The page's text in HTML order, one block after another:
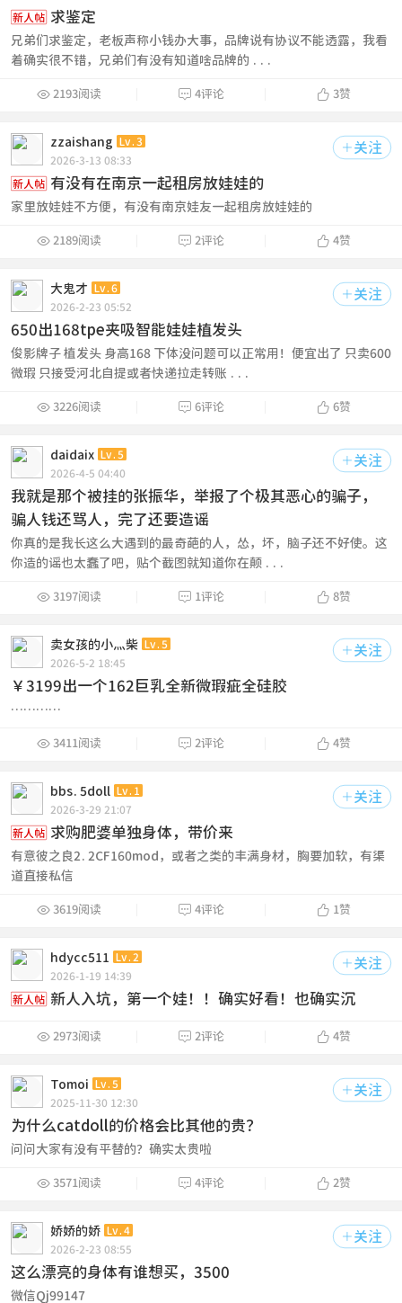
新人帖 求鉴定
兄弟们求鉴定，老板声称小钱办大事，品牌说有协议不能透露，我看
着确实很不错，兄弟们有没有知道啥品牌的 ...
 2193阅读  4评论  3赞
 关注
zzaishang
Lv.3
2026-3-13 08:33
新人帖 有没有在南京一起租房放娃娃的
家里放娃娃不方便，有没有南京娃友一起租房放娃娃的
 2189阅读  2评论  4赞
 关注
大鬼才
Lv.6
2026-2-23 05:52
650出168tpe夹吸智能娃娃植发头
俊影牌子 植发头 身高168 下体没问题可以正常用！便宜出了 只卖600
微瑕 只接受河北自提或者快递拉走转账 ...
 3226阅读  6评论  6赞
 关注
daidaix Lv.5
2026-4-5 04:40
我就是那个被挂的张振华，举报了个极其恶心的骗子，
骗人钱还骂人，完了还要造谣
你真的是我长这么大遇到的最奇葩的人，怂，坏，脑子还不好使。这
你造的谣也太蠢了吧，贴个截图就知道你在颠 ...
 3197阅读  1评论  8赞
 关注
卖女孩的小灬柴 Lv.5
2026-5-2 18:45
￥3199出一个162巨乳全新微瑕疵全硅胶
…………
 3411阅读  2评论  4赞
 关注
bbs.5doll Lv.1
2026-3-29 21:07
新人帖 求购肥婆单独身体，带价来
有意彼之良2.2CF160mod，或者之类的丰满身材，胸要加软，有渠
道直接私信
 3619阅读  4评论  1赞
 关注
hdycc511
Lv.2
2026-1-19 14:39
新人帖 新人入坑，第一个娃！！确实好看！也确实沉
 2973阅读  2评论  4赞
 关注
Tomoi
Lv.5
2025-11-30 12:30
为什么catdoll的价格会比其他的贵？
问问大家有没有平替的？确实太贵啦
 3571阅读  4评论  2赞
 关注
娇娇的娇 Lv.4
2026-2-23 08:55
这么漂亮的身体有谁想买，3500
微信Qj99147